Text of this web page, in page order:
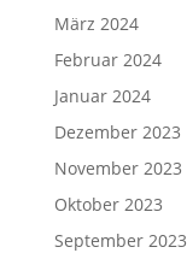
März 2024
Februar 2024
Januar 2024
Dezember 2023
November 2023
Oktober 2023
September 2023